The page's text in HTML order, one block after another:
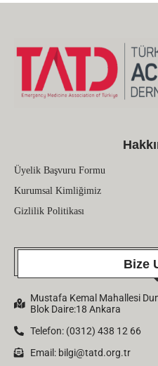
Üyelik Başvuru Formu
Kurumsal Kimliğimiz
Gizlilik Politikası
Bize
Mustafa Kemal Mahallesi
Blok Daire:18 Ankara
Telefon: (0312) 438 12 66
Email: bilgi@tatd.org.tr